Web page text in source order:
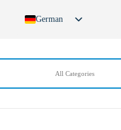
German